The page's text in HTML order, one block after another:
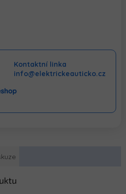
Kontaktní linka
info@elektrickeauticko.cz